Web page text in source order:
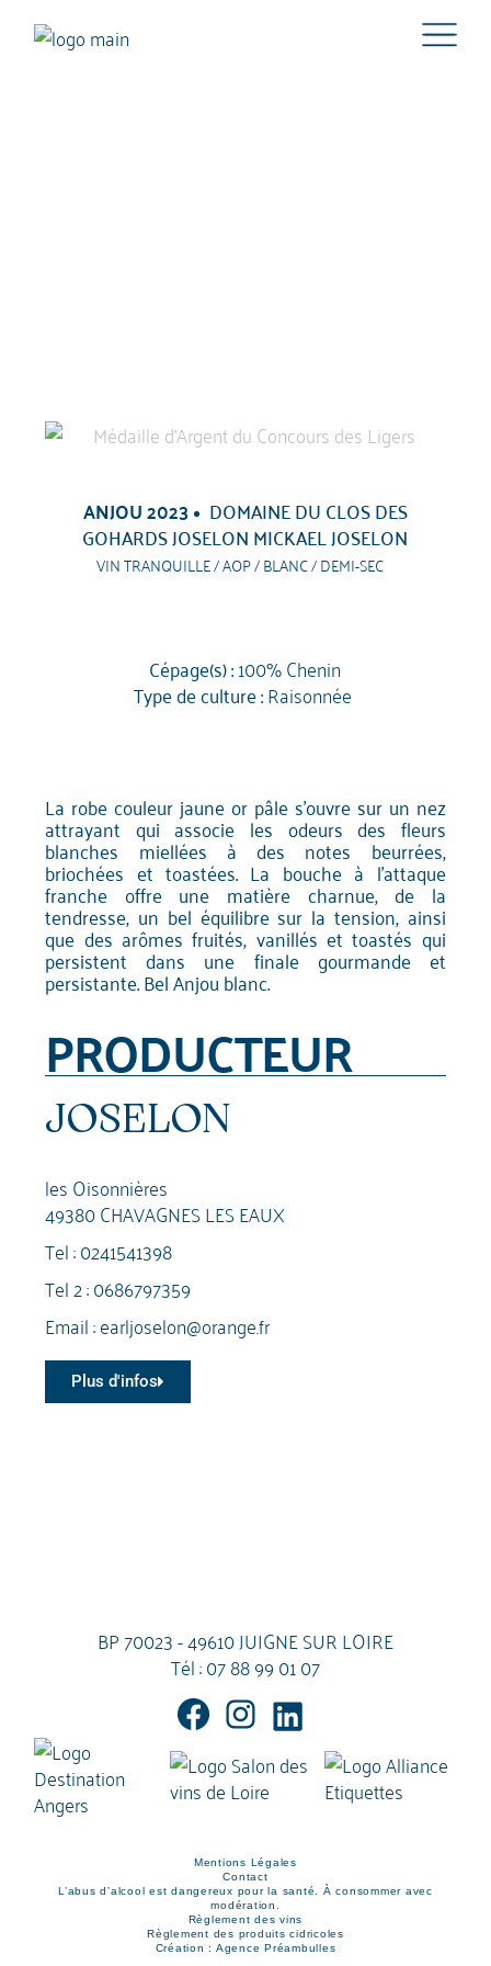
ANJOU 2023 DOMAINE DU CLOS DES
GOHARDS JOSELON MICKAEL JOSELON
VIN TRANQUILLE / AOP / BLANC / DEMI-SEC
Cépage(s) :100% Chenin
Type de culture :Raisonnée
La robe couleur jaune or pâle s'ouvre sur un nez
attrayant qui associe les odeurs des fleurs
blanches miellées à des notes beurrées,
briochées et toastées. La bouche à l'attaque
franche offre une matière charnue, de la
tendresse, un bel équilibre sur la tension, ainsi
que des arômes fruités, vanillés et toastés qui
persistent dans une finale gourmande et
persistante. Bel Anjou blanc.
PRODUCTEUR
JOSELON
les Oisonnières
49380 CHAVAGNES LES EAUX
Tel :0241541398
Tel 2 :0686797359
Email :earljoselon@orange.fr
Plus d'infos
BP 70023 - 49610 JUIGNE SUR LOIRE
Tél :07 88 99 01 07
Mentions Légales
Contact
L’abus d’alcool est dangereux pour la santé. À consommer avec
modération.
Règlement des vins
Règlement des produits cidricoles
Création : Agence Préambulles